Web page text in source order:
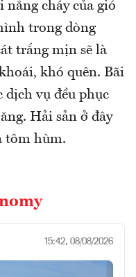
nắng cháy của gió
trong dòng
trắng mịn sẽ là
khó quên. Bãi
dịch vụ đều phục
Hải sản ở đây
tôm hùm.
15:42, 08/08/2026